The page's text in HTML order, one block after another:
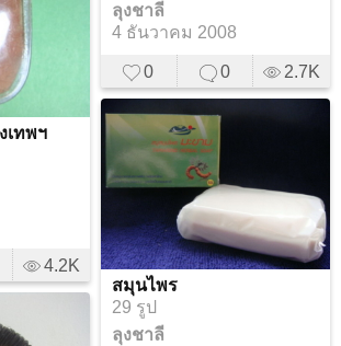
ลุงชาลี
4 ธันวาคม 2008
0 0 2.7K
เทพฯ
4.2K
สมุนไพร
29 รูป
ลุงชาลี